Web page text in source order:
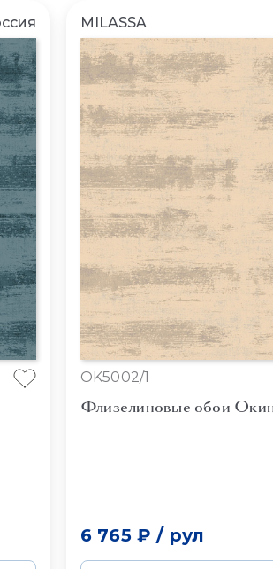
MILASSA
OK5002/1
Флизелиновые обои
6 765 ₽ / рул